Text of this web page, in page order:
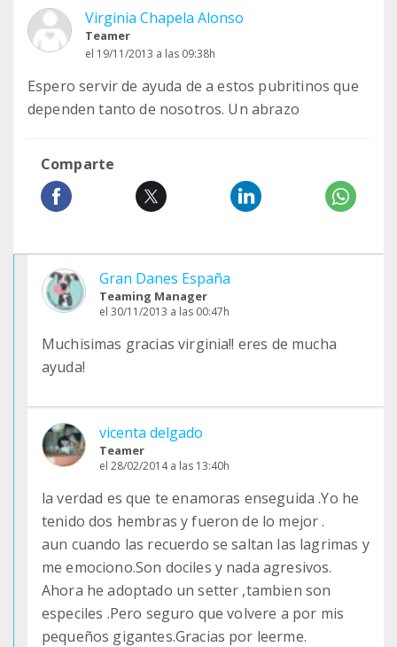
Virginia Chapela Alonso
Teamer
el 19/11/2013 a las 09:38h
Espero servir de ayuda de a estos pubritinos que
dependen tanto de nosotros. Un abrazo
Comparte
Gran Danes España
Teaming Manager
el 30/11/2013 a las 00:47h
Muchisimas gracias virginia!! eres de mucha
ayuda!
vicenta delgado
Teamer
el 28/02/2014 a las 13:40h
la verdad es que te enamoras enseguida .Yo he
tenido dos hembras y fueron de lo mejor .
aun cuando las recuerdo se saltan las lagrimas y
me emociono.Son dociles y nada agresivos.
Ahora he adoptado un setter ,tambien son
especiles .Pero seguro que volvere a por mis
pequeños gigantes.Gracias por leerme.